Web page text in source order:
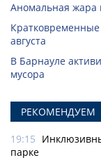
Аномальная жара
августа
В Барнауле
мусора
РЕКОМЕНДУЕМ
19:15
парке